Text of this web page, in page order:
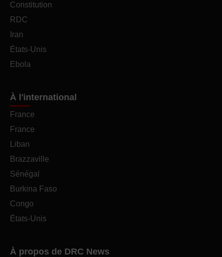
Constitution
RDC
Iran
États-Unis
Ebola
À l'international
France
France
Liban
Brazzaville
Sénégal
Burkina Faso
Congo
États-Unis
À propos de DRC News